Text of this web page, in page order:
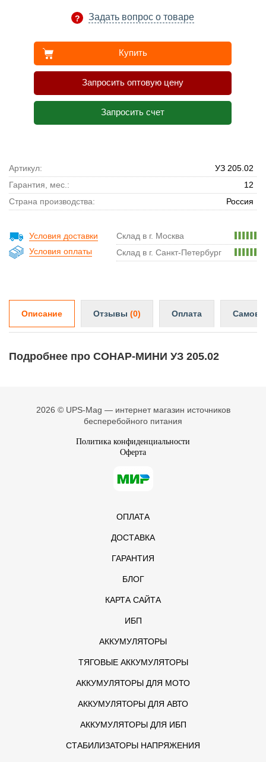
Задать вопрос о товаре
Купить
Запросить оптовую цену
Запросить счет
Артикул:
УЗ 205.02
Гарантия, мес.:
12
Страна производства:
Россия
Условия доставки
Условия оплаты
Склад в г. Москва
Склад в г. Санкт-Петербург
Описание Отзывы (0) Оплата
Подробнее про СОНАР-МИНИ УЗ 205.02
2026 © UPS-Mag — интернет магазин источников
бесперебойного питания
Политика конфиденциальности
Оферта
ОПЛАТА
ДОСТАВКА
ГАРАНТИЯ
БЛОГ
КАРТА САЙТА
ИБП
АККУМУЛЯТОРЫ
ТЯГОВЫЕ АККУМУЛЯТОРЫ
АККУМУЛЯТОРЫ ДЛЯ МОТО
АККУМУЛЯТОРЫ ДЛЯ АВТО
АККУМУЛЯТОРЫ ДЛЯ ИБП
СТАБИЛИЗАТОРЫ НАПРЯЖЕНИЯ